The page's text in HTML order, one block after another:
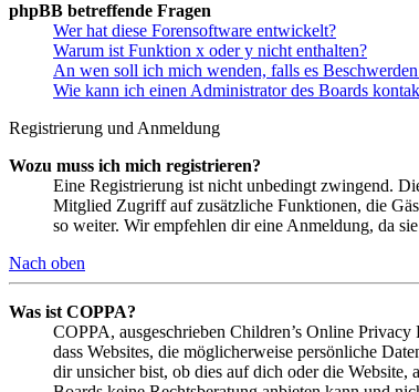
phpBB betreffende Fragen
Wer hat diese Forensoftware entwickelt?
Warum ist Funktion x oder y nicht enthalten?
An wen soll ich mich wenden, falls es
Wie kann ich einen Administrator des Boards
Registrierung und Anmeldung
Wozu muss ich mich registrieren?
Eine Registrierung ist nicht unbedingt zwingend.
Mitglied Zugriff auf zusätzliche Funktionen, die
so weiter. Wir empfehlen dir eine Anmeldung, da
Nach oben
Was ist COPPA?
COPPA, ausgeschrieben Children’s Online
dass Websites, die möglicherweise persönliche
dir unsicher bist, ob dies auf dich oder die